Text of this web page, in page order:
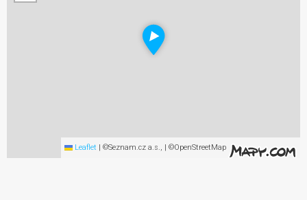
Leaflet | ©Seznam.cz a.s., | ©OpenStreetMap